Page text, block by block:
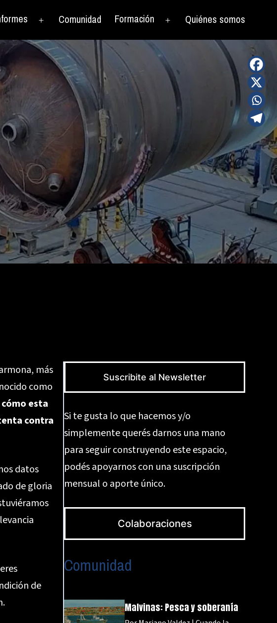
Abrir
el
menú
Comunidad Formación
Abrir
el
Quiénes somos
más
como
esta
contra
datos
de gloria
de
Suscribite al Newsletter
Si te gusta lo que hacemos y/o
simplemente querés darnos una mano
para seguir construyendo este espacio,
podés apoyarnos con una suscripción
mensual o aporte único.
Colaboraciones
Comunidad
Malvinas: Pesca y soberanía